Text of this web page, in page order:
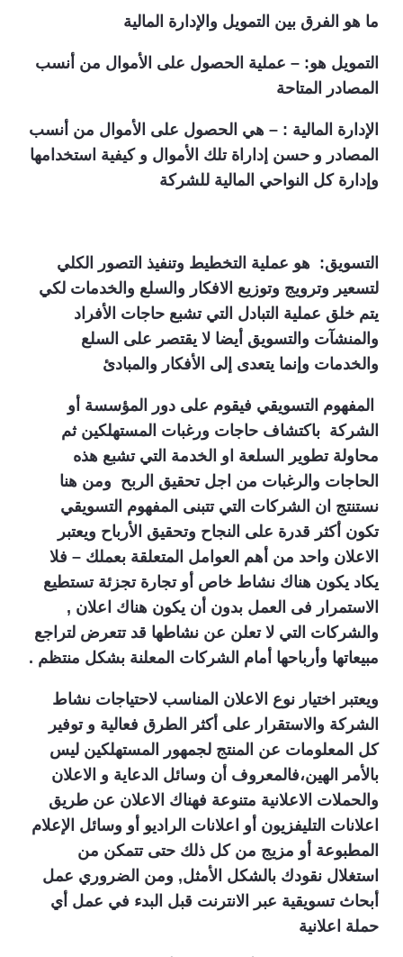
ما هو الفرق بين التمويل والإدارة المالية
التمويل هو: – عملية الحصول على الأموال من أنسب
المصادر المتاحة
الإدارة المالية : – هي الحصول على الأموال من أنسب
المصادر و حسن إداراة تلك الأموال و كيفية استخدامها
وإدارة كل النواحي المالية للشركة
التسويق: هو عملية التخطيط وتنفيذ التصور الكلي
لتسعير وترويج وتوزيع الافكار والسلع والخدمات لكي
يتم خلق عملية التبادل التي تشبع حاجات الأفراد
والمنشآت والتسويق أيضا لا يقتصر على السلع
والخدمات وإنما يتعدى إلى الأفكار والمبادئ
المفهوم التسويقي فيقوم على دور المؤسسة أو
الشركة باكتشاف حاجات ورغبات المستهلكين ثم
محاولة تطوير السلعة او الخدمة التي تشبع هذه
الحاجات والرغبات من اجل تحقيق الربح ومن هنا
نستنتج ان الشركات التي تتبنى المفهوم التسويقي
تكون أكثر قدرة على النجاح وتحقيق الأرباح ويعتبر
الاعلان واحد من أهم العوامل المتعلقة بعملك – فلا
يكاد يكون هناك نشاط خاص أو تجارة تجزئة تستطيع
الاستمرار فى العمل بدون أن يكون هناك اعلان ,
والشركات التي لا تعلن عن نشاطها قد تتعرض لتراجع
مبيعاتها وأرباحها أمام الشركات المعلنة بشكل منتظم .
ويعتبر اختيار نوع الاعلان المناسب لاحتياجات نشاط
الشركة والاستقرار على أكثر الطرق فعالية و توفير
كل المعلومات عن المنتج لجمهور المستهلكين ليس
بالأمر الهين،فالمعروف أن وسائل الدعاية و الاعلان
والحملات الاعلانية متنوعة فهناك الاعلان عن طريق
اعلانات التليفزيون أو اعلانات الراديو أو وسائل الإعلام
المطبوعة أو مزيج من كل ذلك حتى تتمكن من
استغلال نقودك بالشكل الأمثل, ومن الضروري عمل
أبحاث تسويقية عبر الانترنت قبل البدء في عمل أي
حملة اعلانية